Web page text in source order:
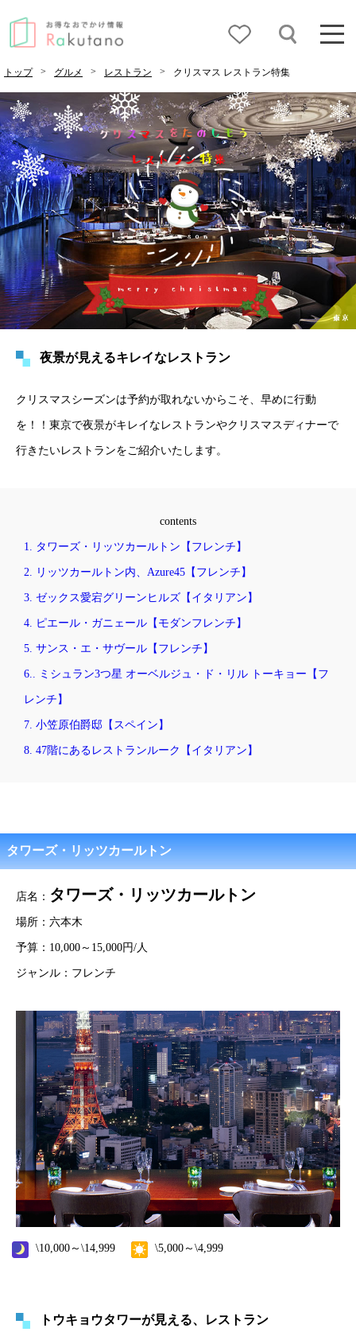
トップ > グルメ > レストラン > クリスマス レストラン特集
夜景が見えるキレイなレストラン
クリスマスシーズンは予約が取れないからこそ、早めに行動
を！！東京で夜景がキレイなレストランやクリスマスディナーで
行きたいレストランをご紹介いたします。
contents
1. タワーズ・リッツカールトン【フレンチ】
2. リッツカールトン内、Azure45【フレンチ】
3. ゼックス愛宕グリーンヒルズ【イタリアン】
4. ピエール・ガニェール【モダンフレンチ】
5. サンス・エ・サヴール【フレンチ】
6.. ミシュラン3つ星 オーベルジュ・ド・リル トーキョー【フ
レンチ】
7. 小笠原伯爵邸【スペイン】
8. 47階にあるレストランルーク【イタリアン】
タワーズ・リッツカールトン
店名： タワーズ・リッツカールトン
場所：六本木
予算：10,000～15,000円/人
ジャンル：フレンチ
\10,000～\14,999 \5,000～\4,999
トウキョウタワーが見える、レストラン